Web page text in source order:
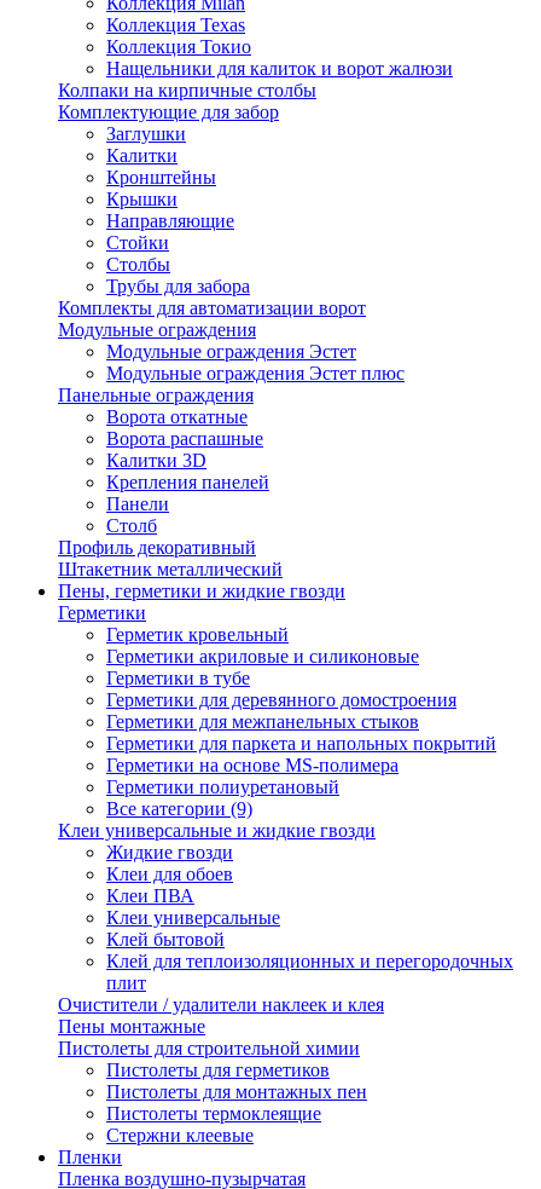
Коллекция Texas
Коллекция Токио
Нащельники для калиток и ворот жалюзи
Колпаки на кирпичные столбы
Комплектующие для забор
Заглушки
Калитки
Кронштейны
Крышки
Направляющие
Стойки
Столбы
Трубы для забора
Комплекты для автоматизации ворот
Модульные ограждения
Модульные ограждения Эстет
Модульные ограждения Эстет плюс
Панельные ограждения
Ворота откатные
Ворота распашные
Калитки 3D
Крепления панелей
Панели
Столб
Профиль декоративный
Штакетник металлический
Пены, герметики и жидкие гвозди
Герметики
Герметик кровельный
Герметики акриловые и силиконовые
Герметики в тубе
Герметики для деревянного домостроения
Герметики для межпанельных стыков
Герметики для паркета и напольных покрытий
Герметики на основе MS-полимера
Герметики полиуретановый
Все категории (9)
Клеи универсальные и жидкие гвозди
Жидкие гвозди
Клеи для обоев
Клеи ПВА
Клеи универсальные
Клей бытовой
Клей для теплоизоляционных и перегородочных
плит
Очистители / удалители наклеек и клея
Пены монтажные
Пистолеты для строительной химии
Пистолеты для герметиков
Пистолеты для монтажных пен
Пистолеты термоклеящие
Стержни клеевые
Пленки
Пленка воздушно-пузырчатая